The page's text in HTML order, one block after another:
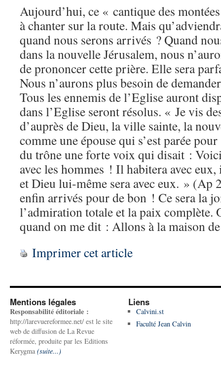
Aujourd’hui, ce « cantique des
à chanter sur la route. Mais
quand nous serons arrivés ? Quand
dans la nouvelle Jérusalem, nous
de prononcer cette prière. Elle sera
Nous n’aurons plus besoin de
Tous les ennemis de l’Eglise auront
dans l’Eglise seront résolus. « Je vis
d’auprès de Dieu, la ville sainte, la
comme une épouse qui s’est parée
du trône une forte voix qui disait :
avec les hommes ! Il habitera avec
et Dieu lui-même sera avec eux. » (Ap
enfin arrivés pour de bon ! Ce sera la
l’admiration totale et la paix complète.
quand on me dit : Allons à la maison
Imprimer cet article
Mentions légales
Responsabilité éditoriale :
http://larevuereformee.net/ est le site
web de diffusion de La Revue
réformée, produite par les Editions
Kerygma (suite...)
Liens
Calvini.st
Faculté Jean Calvin